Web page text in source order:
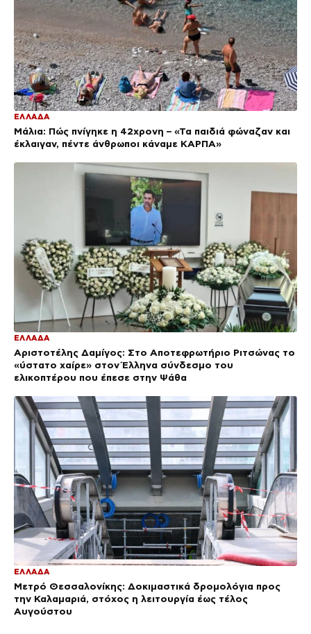
ΕΛΛΑΔΑ
Μάλια: Πώς πνίγηκε η 42χρονη – «Τα παιδιά φώναζαν και
έκλαιγαν, πέντε άνθρωποι κάναμε ΚΑΡΠΑ»
ΕΛΛΑΔΑ
Αριστοτέλης Δαμίγος: Στο Αποτεφρωτήριο Ριτσώνας το
«ύστατο χαίρε» στον Έλληνα σύνδεσμο του
ελικοπτέρου που έπεσε στην Ψάθα
ΕΛΛΑΔΑ
Μετρό Θεσσαλονίκης: Δοκιμαστικά δρομολόγια προς
την Καλαμαριά, στόχος η λειτουργία έως τέλος
Αυγούστου